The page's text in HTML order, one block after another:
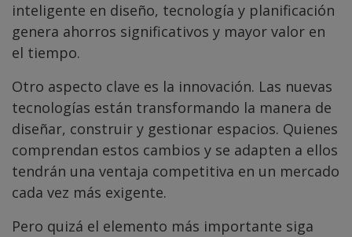
inteligente en diseño, tecnología y planificación
genera ahorros significativos y mayor valor en
el tiempo.
Otro aspecto clave es la innovación. Las nuevas
tecnologías están transformando la manera de
diseñar, construir y gestionar espacios. Quienes
comprendan estos cambios y se adapten a ellos
tendrán una ventaja competitiva en un mercado
cada vez más exigente.
Pero quizá el elemento más importante siga